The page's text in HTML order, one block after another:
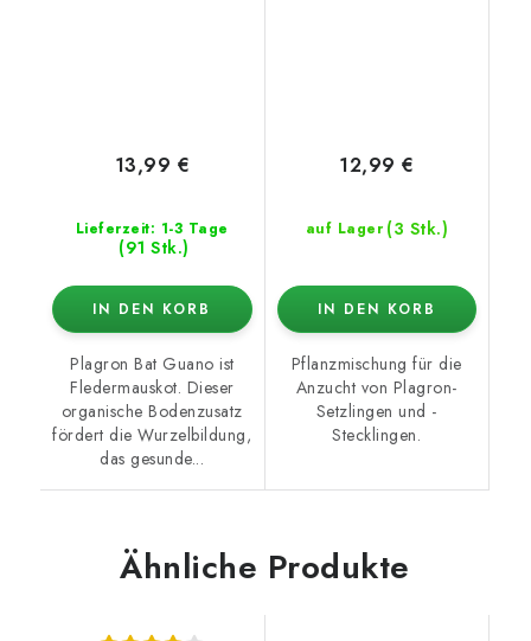
Lieferzeit: 1-3 Tage
(91 Stk.)
13,99 €
IN DEN KORB
Plagron Bat Guano ist
Fledermauskot. Dieser
organische Bodenzusatz
fördert die Wurzelbildung,
das gesunde...
auf Lager (3 Stk.)
12,99 €
IN DEN KORB
Pflanzmischung für die
Anzucht von Plagron-
Setzlingen und -
Stecklingen.
Ähnliche Produkte